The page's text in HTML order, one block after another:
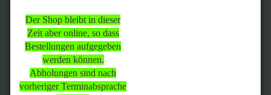
Der Shop bleibt in dieser
Zeit aber online, so dass
Bestellungen aufgegeben
werden können.
Abholungen sind nach
vorheriger Terminabsprache
statt.
Der Shop bleibt in dieser Zeit
aber online, so dass
Bestellungen aufgegeben
werden können.